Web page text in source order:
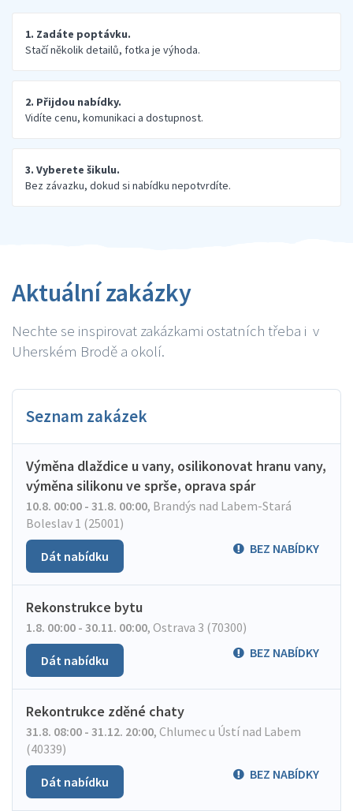
1. Zadáte poptávku.
Stačí několik detailů, fotka je výhoda.
2. Přijdou nabídky.
Vidíte cenu, komunikaci a dostupnost.
3. Vyberete šikulu.
Bez závazku, dokud si nabídku nepotvrdíte.
Aktuální zakázky
Nechte se inspirovat zakázkami ostatních třeba i v
Uherském Brodě a okolí.
Seznam zakázek
Výměna dlaždice u vany, osilikonovat hranu vany,
výměna silikonu ve sprše, oprava spár
10.8. 00:00 - 31.8. 00:00, Brandýs nad Labem-Stará
Boleslav 1 (25001)
BEZ NABÍDKY
Dát nabídku
Rekonstrukce bytu
1.8. 00:00 - 30.11. 00:00, Ostrava 3 (70300)
BEZ NABÍDKY
Dát nabídku
Rekontrukce zděné chaty
31.8. 08:00 - 31.12. 20:00, Chlumec u Ústí nad Labem
(40339)
BEZ NABÍDKY
Dát nabídku